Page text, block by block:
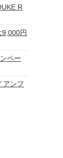
R
円
ペー
アンフ